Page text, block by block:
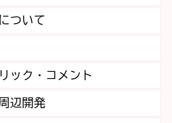
ついて
ック・コメント
辺開発